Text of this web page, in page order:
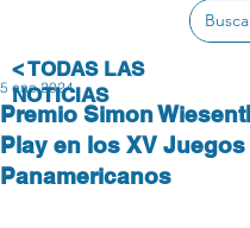
Premio Simon
Play en los XV
Panamericanos
5 ene 2024
< TODAS LAS
NOTICIAS